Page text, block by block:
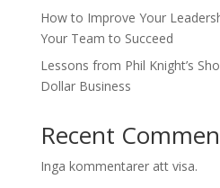
How to Improve Your
Your Team to Succeed
Lessons from Phil Knight’s
Dollar Business
Recent
Inga kommentarer att visa.